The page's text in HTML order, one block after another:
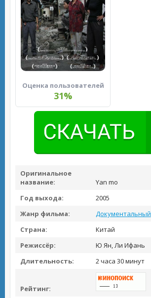
Оценка пользователей
31%
Оригинальное
название:
Yan mo
Год выхода:
2005
Жанр фильма:
Документальный
Страна:
Китай
Режиссёр:
Ю Ян, Ли Ифань
Длительность:
2 часа 30 минут
Рейтинг: